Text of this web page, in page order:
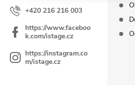
+420 216 216 003
https://www.faceboo
k.com/istage.cz
https://instagram.co
m/istage.cz